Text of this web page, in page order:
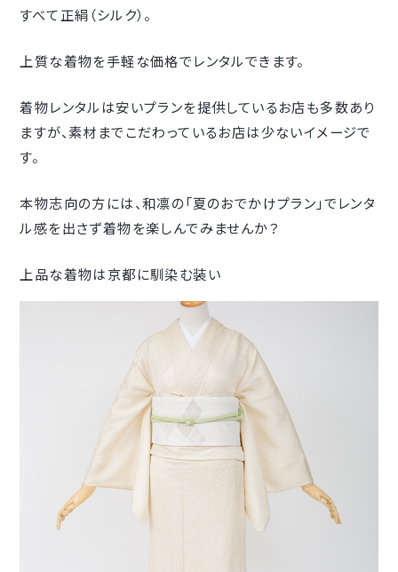
すべて正絹（シルク）。
上質な着物を手軽な価格でレンタルできます。
着物レンタルは安いプランを提供しているお店も多数あり
ますが、素材までこだわっているお店は少ないイメージで
す。
本物志向の方には、和凛の「夏のおでかけプラン」でレンタ
ル感を出さず着物を楽しんでみませんか？
上品な着物は京都に馴染む装い